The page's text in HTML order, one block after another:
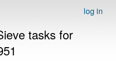
log in
tasks for